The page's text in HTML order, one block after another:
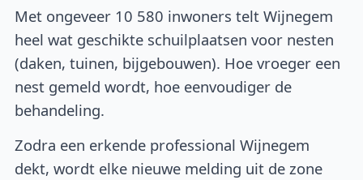
Met ongeveer 10 580 inwoners telt Wijnegem
heel wat geschikte schuilplaatsen voor nesten
(daken, tuinen, bijgebouwen). Hoe vroeger een
nest gemeld wordt, hoe eenvoudiger de
behandeling.
Zodra een erkende professional Wijnegem
dekt, wordt elke nieuwe melding uit de zone